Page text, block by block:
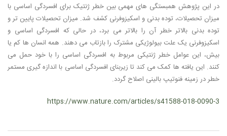
در این پژوهش همبستگی های مهمی بین خطر ژنتیک برای افسردگی اساسی با
میزان تحصیلات، توده بدنی و اسکیزوفرنی کشف شد. میزان تحصیلات پایین تر و
توده بدنی بالاتر خطر آن را بالاتر می برد، در حالی که افسردگی اساسی و
اسکیزوفرنی یک علت بیولوژیکی مشترک را بازتاب می دهند. همه انسان ها کم یا
بیش، این عوامل خطر ژنتیکی مربوط به افسردگی اساسی را با خود حمل می
کنند. این یافته ها کمک می کند تا زیربنای افسردگی اساسی با اندازه گیری مستمر
خطر در زمینه فنوتیپ بالینی اصلاح گردد.
https://www.nature.com/articles/s41588-018-0090-3